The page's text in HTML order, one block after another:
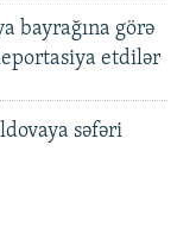
bayrağına görə
etdilər
səfəri